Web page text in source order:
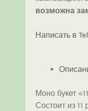
возможна
Написать в
Моно букет
Состоит из 11